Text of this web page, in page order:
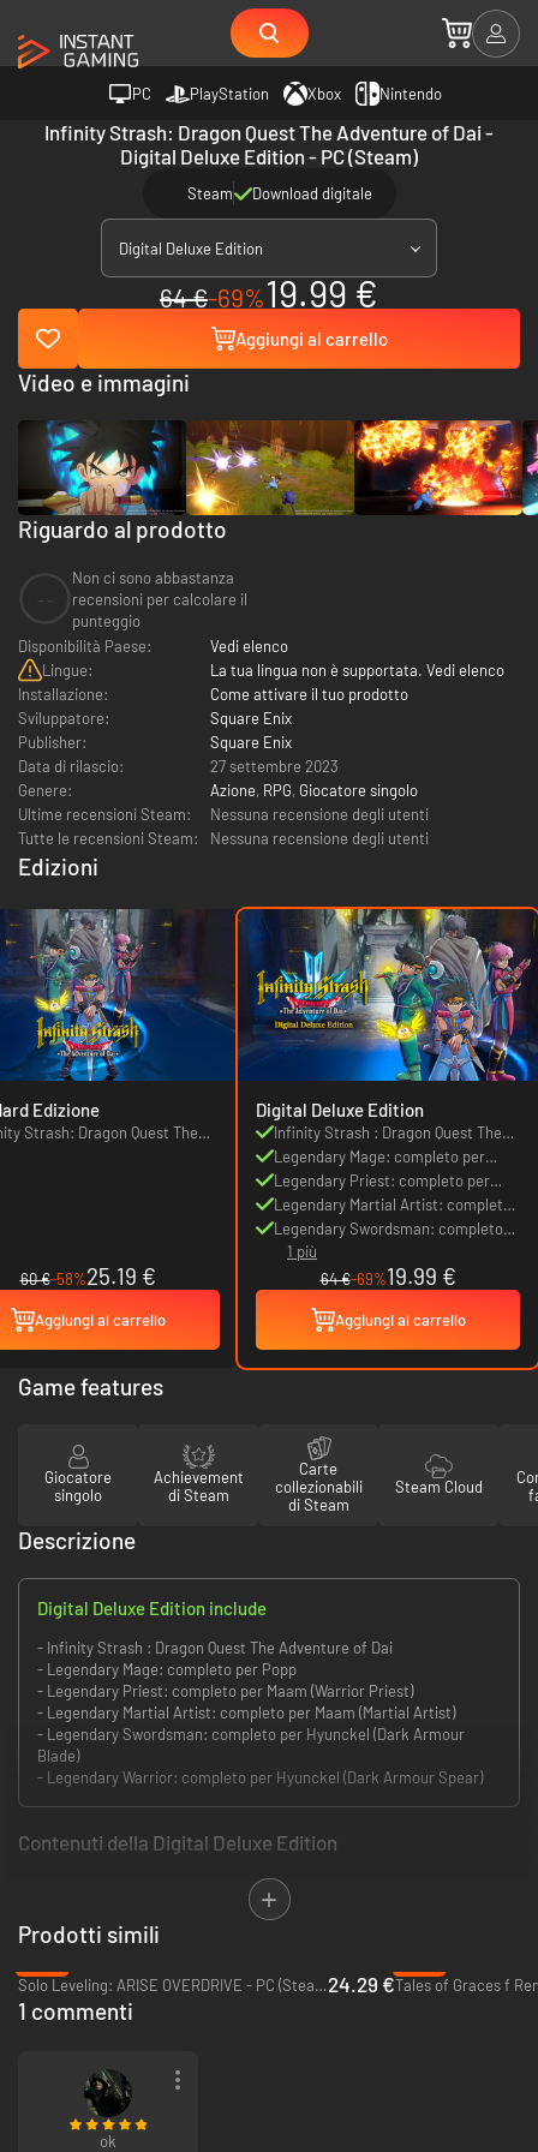
PC PlayStation Xbox Nintendo
Infinity Strash: Dragon Quest The Adventure of Dai -
Digital Deluxe Edition - PC (Steam)
Steam Download digitale
Digital Deluxe Edition
64 €-69%19.99 €
Aggiungi al carrello
Riguardo al prodotto
Non ci sono abbastanza
recensioni per calcolare il
punteggio
Disponibilità Paese:
Vedi elenco
Lingue:
La tua lingua non è supportata. Vedi elenco
Installazione:
Come attivare il tuo prodotto
Sviluppatore:
Square Enix
Publisher:
Square Enix
Data di rilascio:
27 settembre 2023
Genere:
Azione, RPG, Giocatore singolo
Ultime recensioni Steam:
Nessuna recensione degli utenti
Tutte le recensioni Steam:
Nessuna recensione degli utenti
Edizioni
Edizione
Strash: Dragon Quest The
60 €-58%25.19 €
Aggiungi al carrello
Digital Deluxe Edition
Infinity Strash : Dragon Quest The
Adventure of Dai
Legendary Mage: completo per
Popp
Legendary Priest: completo per
Maam (Warrior Priest)
Legendary Martial Artist: completo
per Maam (Martial Artist)
Legendary Swordsman: completo
per Hyunckel (Dark Armour Blade)
1 più
64 €-69%19.99 €
Aggiungi al carrello
Video e immagini
Game features
Giocatore
singolo
Achievement
di Steam
Carte
collezionabili
di Steam
Steam Cloud
Descrizione
Digital Deluxe Edition include
- Infinity Strash : Dragon Quest The Adventure of Dai
- Legendary Mage: completo per Popp
- Legendary Priest: completo per Maam (Warrior Priest)
- Legendary Martial Artist: completo per Maam (Martial Artist)
- Legendary Swordsman: completo per Hyunckel (Dark Armour
Blade)
- Legendary Warrior: completo per Hyunckel (Dark Armour Spear)
Contenuti della Digital Deluxe Edition
Legendary Mage: completo per Popp
Legendary Priest e Legendary Martial Artist: completi per Maam
Legendary Swordsman e Legendary Warrior: completi per Hyunckel
L'anime e manga DRAGON QUEST The Adventure of Dai si trasforma in un
GdR d'azione!
Dai e dei Disciples of Avan nella loro battaglia contro la Dark Army!
Bond Memories: questi oggetti ricreano le scene più iconiche del manga
Prodotti simili
Solo Leveling: ARISE OVERDRIVE - PC (Steam)24.29 €Tales of Graces f
1 commenti
ok